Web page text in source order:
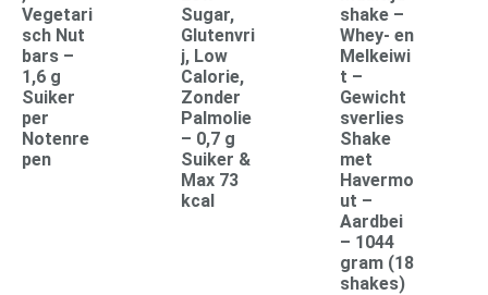
Vegetari
sch Nut
bars –
1,6 g
Suiker
per
Notenre
pen
Sugar,
Glutenvri
j, Low
Calorie,
Zonder
Palmolie
– 0,7 g
Suiker &
Max 73
kcal
shake –
Whey- en
Melkeiwi
t –
Gewicht
sverlies
Shake
met
Havermo
ut –
Aardbei
– 1044
gram (18
shakes)